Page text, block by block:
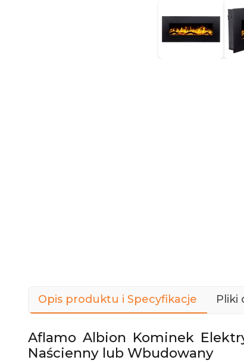
Opis produktu i Specyfikacje Pliki
Aflamo Albion Kominek
Naścienny lub Wbudowany